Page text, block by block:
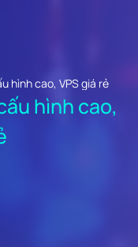
hình cao, VPS giá rẻ
hình cao,